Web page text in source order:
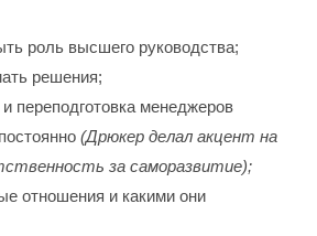
роль высшего руководства;
решения;
переподготовка менеджеров
(Дрюкер делал акцент на
за саморазвитие);
отношения и какими они